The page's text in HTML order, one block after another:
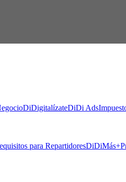
DiDigitalízateDiDi Ads
para RepartidoresDiDiMás+